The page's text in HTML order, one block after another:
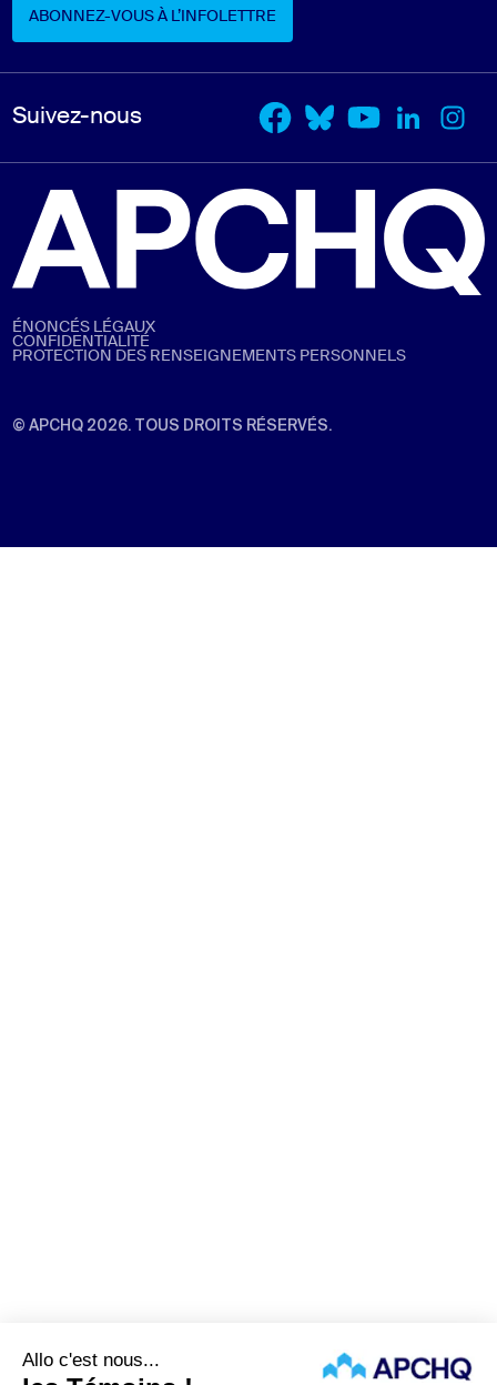
ABONNEZ-VOUS À L’INFOLETTRE
Suivez-nous
ÉNONCÉS LÉGAUX
CONFIDENTIALITÉ
PROTECTION DES RENSEIGNEMENTS PERSONNELS
© APCHQ 2026. TOUS DROITS RÉSERVÉS.